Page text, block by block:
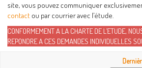
site, vous pouvez communiquer
contact ou par courrier avec l’étude.
CONFORMEMENT A LA CHARTE DE L’ETUDE,
REPONDRE A CES DEMANDES INDIVIDUELLES